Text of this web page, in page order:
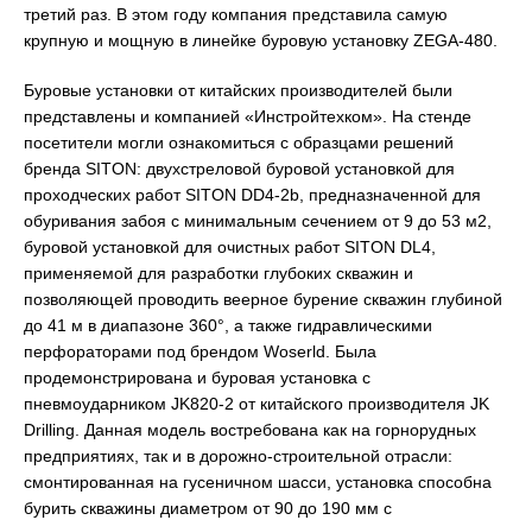
третий раз. В этом году компания представила самую
крупную и мощную в линейке буровую установку ZEGA-480.
Буровые установки от китайских производителей были
представлены и компанией «Инстройтехком». На стенде
посетители могли ознакомиться с образцами решений
бренда SITON: двухстреловой буровой установкой для
проходческих работ SITON DD4-2b, предназначенной для
обуривания забоя с минимальным сечением от 9 до 53 м2,
буровой установкой для очистных работ SITON DL4,
применяемой для разработки глубоких скважин и
позволяющей проводить веерное бурение скважин глубиной
до 41 м в диапазоне 360°, а также гидравлическими
перфораторами под брендом Woserld. Была
продемонстрирована и буровая установка с
пневмоударником JK820-2 от китайского производителя JK
Drilling. Данная модель востребована как на горнорудных
предприятиях, так и в дорожно-строительной отрасли:
смонтированная на гусеничном шасси, установка способна
бурить скважины диаметром от 90 до 190 мм с